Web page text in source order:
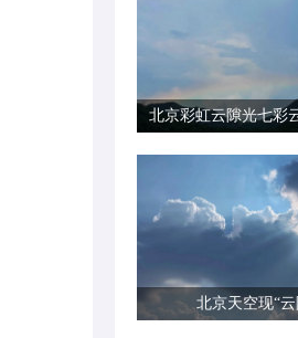
北京彩虹云隙光七彩
北京天空现“